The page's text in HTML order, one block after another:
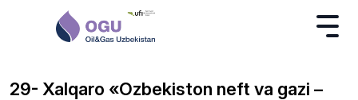
29- Xalqaro «Ozbekiston neft va gazi –